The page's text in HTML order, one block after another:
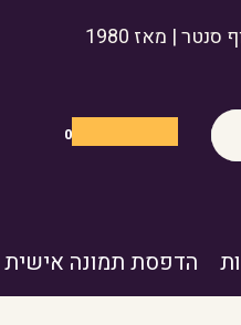
| מאז 1980
0
הדפסת תמונה אישית